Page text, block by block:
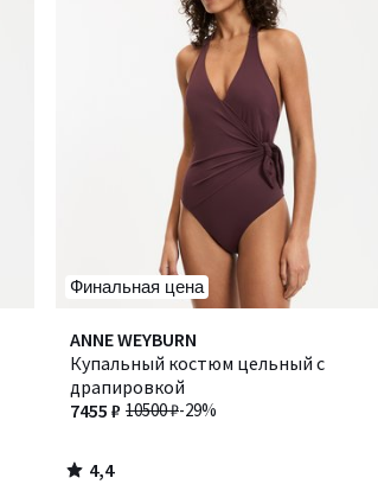
Финальная цена
ANNE WEYBURN
Купальный костюм цельный с
драпировкой
10500 ₽-29%
7455 ₽
4,4
/ 5
4,4
/